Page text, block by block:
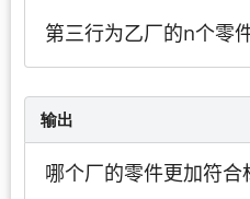
第三行为乙厂的n个零
输出
哪个厂的零件更加符合